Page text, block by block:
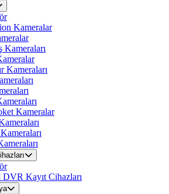
Kameralar
Kameraları
Kameraları
Kameralar
Kayıt Cihazları